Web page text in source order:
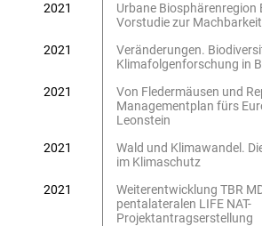
2021
Urbane Biosphärenregion
Vorstudie zur Machbarkeit
2021
Veränderungen.
Klimafolgenforschung in
2021
Von Fledermäusen und
Managementplan fürs
Leonstein
2021
Wald und Klimawandel.
im Klimaschutz
2021
Weiterentwicklung TBR
pentalateralen LIFE NAT-
Projektantragserstellung